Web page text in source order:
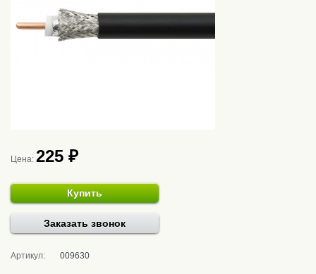
Цена: 225 ₽
Купить
Заказать звонок
Артикул: 009630